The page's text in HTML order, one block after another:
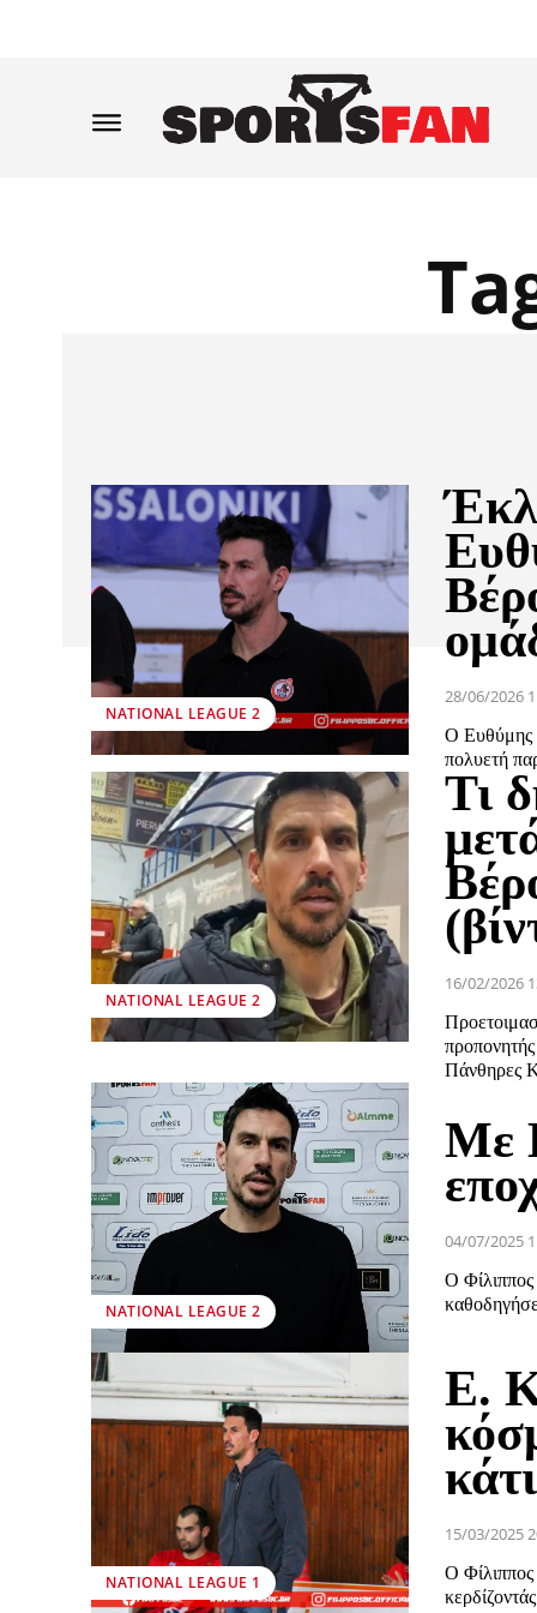
NATIONAL LEAGUE 2
28/06/2026
Ο Ευθύμης
πολυετή
NATIONAL LEAGUE 2
Τι
16/02/2026
Πάνθηρες
NATIONAL LEAGUE 2
Με
04/07/2025
Ο Φίλιππος
NATIONAL LEAGUE 1
Ε.
15/03/2025
Ο